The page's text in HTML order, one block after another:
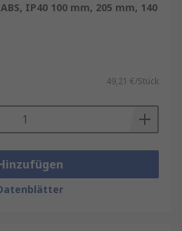
IP40 100 mm, 205 mm, 140
49,21 €/Stück